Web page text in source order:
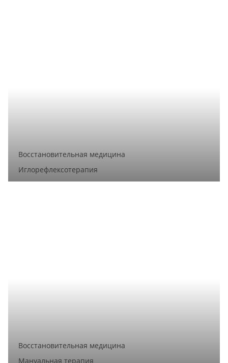
Восстановительная медицина
Иглорефлексотерапия
Восстановительная медицина
Мануальная терапия